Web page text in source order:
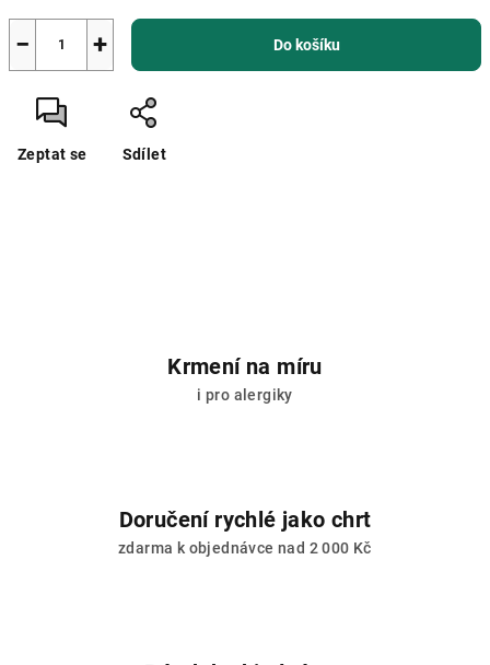
+
− Do košíku
Zeptat se Sdílet
Krmení na míru
i pro alergiky
Doručení rychlé jako chrt
zdarma k objednávce nad 2 000 Kč